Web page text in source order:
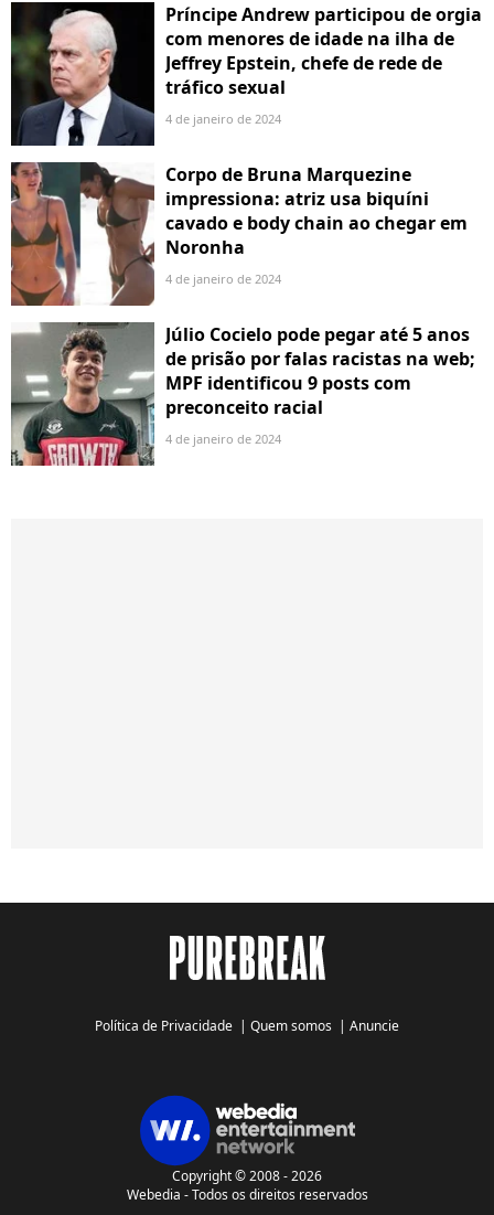
Príncipe Andrew participou de orgia
com menores de idade na ilha de
Jeffrey Epstein, chefe de rede de
tráfico sexual
4 de janeiro de 2024
Corpo de Bruna Marquezine
impressiona: atriz usa biquíni
cavado e body chain ao chegar em
Noronha
4 de janeiro de 2024
Júlio Cocielo pode pegar até 5 anos
de prisão por falas racistas na web;
MPF identificou 9 posts com
preconceito racial
4 de janeiro de 2024
Política de Privacidade | Quem somos | Anuncie
Copyright © 2008 - 2026
Webedia - Todos os direitos reservados